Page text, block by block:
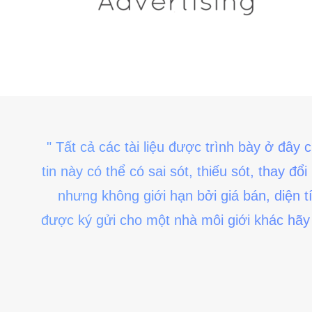
" Tất cả các tài liệu được trình bày ở đây
tin này có thể có sai sót, thiếu sót, thay
nhưng không giới hạn bởi giá bán, diện
được ký gửi cho một nhà môi giới khác